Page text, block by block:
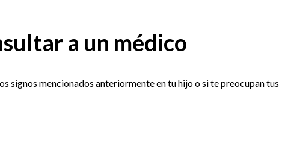
a un médico
signos mencionados anteriormente en tu hijo o si te preocupan tus